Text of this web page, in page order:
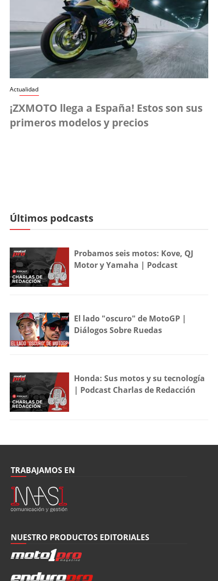
Actualidad
¡ZXMOTO llega a España! Estos son sus
primeros modelos y precios
Últimos podcasts
Probamos seis motos: Kove, QJ
Motor y Yamaha | Podcast
El lado "oscuro" de MotoGP |
Diálogos Sobre Ruedas
Honda: Sus motos y su tecnología
| Podcast Charlas de Redacción
TRABAJAMOS EN
NUESTRO PRODUCTOS EDITORIALES